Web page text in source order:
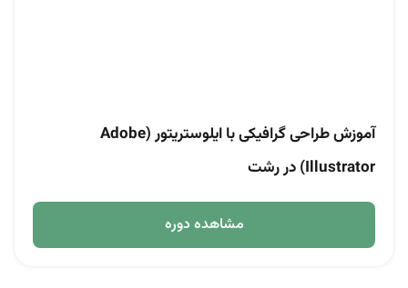
آموزش طراحی گرافیکی با ایلوستریتور (Adobe
Illustrator) در رشت
مشاهده دوره